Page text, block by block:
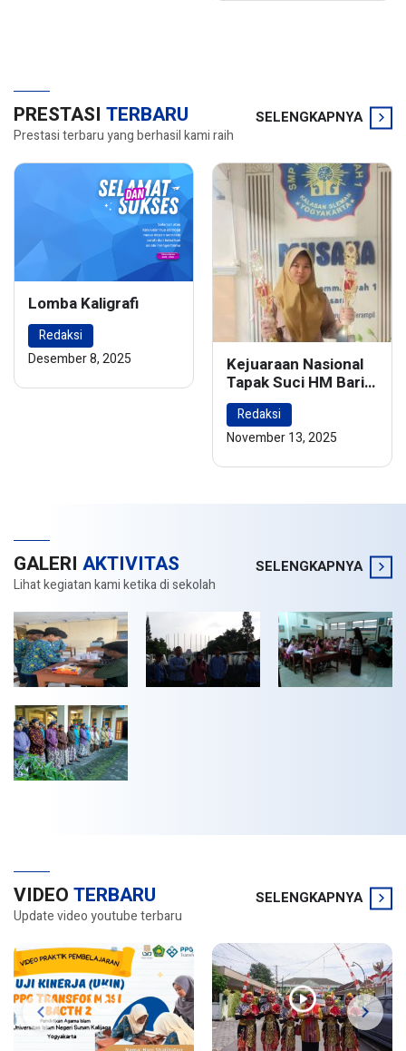
PRESTASI TERBARU
Prestasi terbaru yang berhasil kami raih
SELENGKAPNYA
Lomba Kaligrafi
Redaksi
Desember 8, 2025
Kejuaraan Nasional
Tapak Suci HM Barie
Rsyad Championship
2024
Redaksi
November 13, 2025
GALERI AKTIVITAS
Lihat kegiatan kami ketika di sekolah
SELENGKAPNYA
VIDEOTERBARU
Update video youtube terbaru
SELENGKAPNYA